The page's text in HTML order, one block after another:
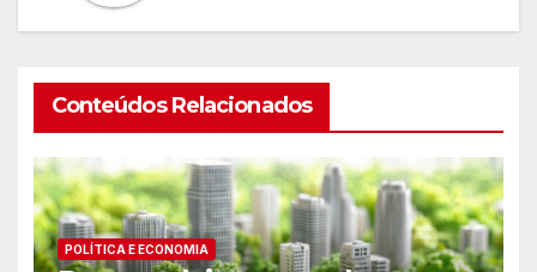
Conteúdos Relacionados
POLÍTICA E ECONOMIA